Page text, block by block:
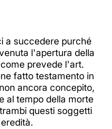
a succedere purché
l'apertura della
prevede l'art.
fatto testamento in
ancora concepito,
al tempo della morte
questi soggetti